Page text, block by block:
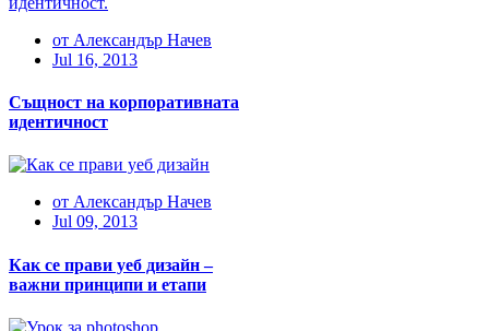
от Александър Начев
Jul 16, 2013
Същност на корпоративната
идентичност
от Александър Начев
Jul 09, 2013
Как се прави уеб дизайн –
важни принципи и етапи